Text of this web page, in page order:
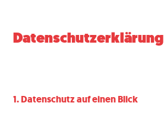
Datenschutzerklärung
1. Datenschutz auf einen Blick